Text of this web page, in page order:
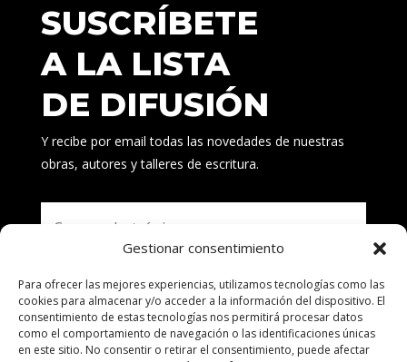
Gestionar consentimiento
Para ofrecer las mejores experiencias, utilizamos tecnologías como las
cookies para almacenar y/o acceder a la información del dispositivo. El
consentimiento de estas tecnologías nos permitirá procesar datos
como el comportamiento de navegación o las identificaciones únicas
en este sitio. No consentir o retirar el consentimiento, puede afectar
SUSCRÍBETE
A LA LISTA
DE DIFUSIÓN
Y recibe por email todas las novedades de nuestras
obras, autores y talleres de escritura.
Suscribirse